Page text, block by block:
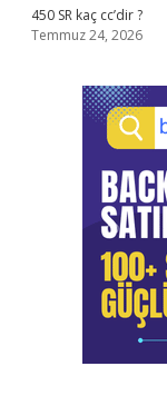
450 SR kaç cc’dir ?
Temmuz 24, 2026